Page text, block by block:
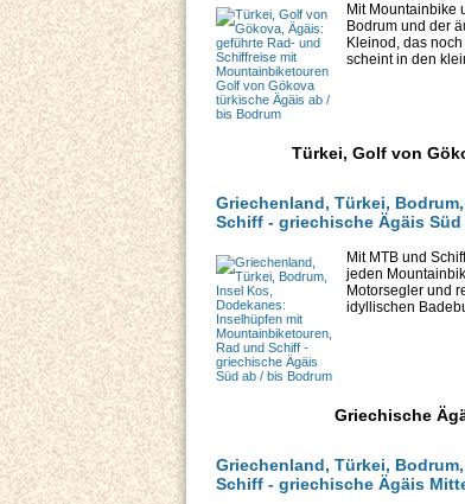
Mit Mountainbike
Bodrum und der
Kleinod, das
scheint in den
Türkei, Golf von
Griechenland, Türkei,
Schiff - griechische Ägäis
Mit MTB und
jeden
Motorsegler und
idyllischen
Griechische
Griechenland, Türkei,
Schiff - griechische Ägäis